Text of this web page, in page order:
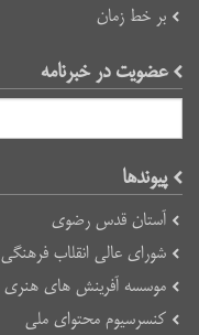
بر خط زمان
عضویت در خبرنامه
پیوند‌ها
آستان قدس رضوی
شورای عالی انقلاب فرهنگی
موسسه آفرینش های هنری
کنسرسیوم محتوای ملی